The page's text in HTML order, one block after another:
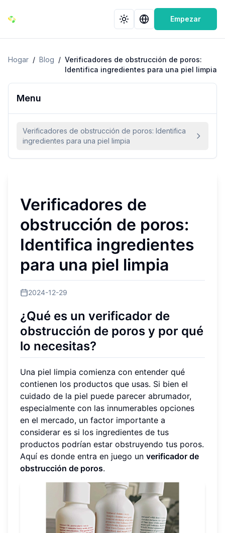
Empezar
Hogar / Blog / Verificadores de obstrucción de poros:
Identifica ingredientes para una piel limpia
Menu
Verificadores de obstrucción de poros: Identifica
ingredientes para una piel limpia
Verificadores de
obstrucción de poros:
Identifica ingredientes
para una piel limpia
2024-12-29
¿Qué es un verificador de
obstrucción de poros y por qué
lo necesitas?
Una piel limpia comienza con entender qué
contienen los productos que usas. Si bien el
cuidado de la piel puede parecer abrumador,
especialmente con las innumerables opciones
en el mercado, un factor importante a
considerar es si los ingredientes de tus
productos podrían estar obstruyendo tus poros.
Aquí es donde entra en juego un verificador de
obstrucción de poros.